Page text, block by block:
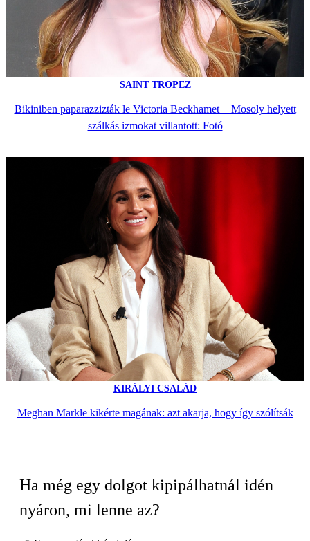
SAINT TROPEZ
Bikiniben paparazzizták le Victoria Beckhamet − Mosoly helyett
szálkás izmokat villantott: Fotó
KIRÁLYI CSALÁD
Meghan Markle kikérte magának: azt akarja, hogy így szólítsák
Ha még egy dolgot kipipálhatnál idén
nyáron, mi lenne az?